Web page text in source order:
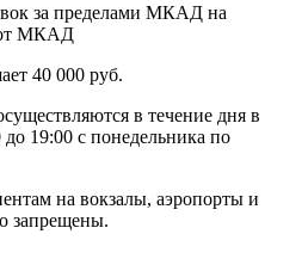
за пределами МКАД на
от МКАД
40 000 руб.
в течение дня в
19:00 с понедельника по
на вокзалы, аэропорты и
запрещены.